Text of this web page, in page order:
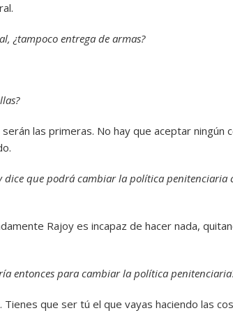
¿tampoco entrega de armas?
serán las primeras. No hay que aceptar ningún
dice que podrá cambiar la política penitenciaria
Rajoy es incapaz de hacer nada,
entonces para cambiar la política
Tienes que ser tú el que vayas haciendo las